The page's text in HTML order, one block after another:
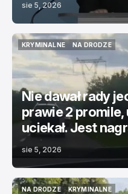
sie 5, 2026
KRYMINALNE
KRYMINALNE
NA DRODZE
Nie dawał rady
prawie 2 promile,
uciekał. Jest
sie 5, 2026
NA DRODZE
KRYMINALNE